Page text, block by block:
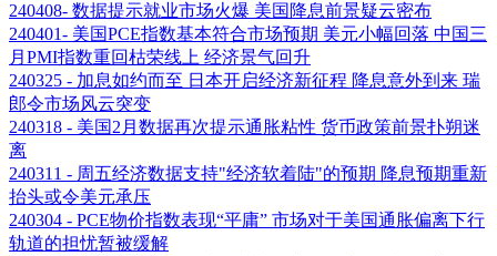
240408- 数据提示就业市场火爆 美国降息前景疑云密布
240401- 美国PCE指数基本符合市场预期 美元小幅回落 中国三
月PMI指数重回枯荣线上 经济景气回升
240325 - 加息如约而至 日本开启经济新征程 降息意外到来 瑞
郎令市场风云突变
240318 - 美国2月数据再次提示通胀粘性 货币政策前景扑朔迷
离
240311 - 周五经济数据支持"经济软着陆"的预期 降息预期重新
抬头或令美元承压
240304 - PCE物价指数表现“平庸” 市场对于美国通胀偏离下行
轨道的担忧暂被缓解